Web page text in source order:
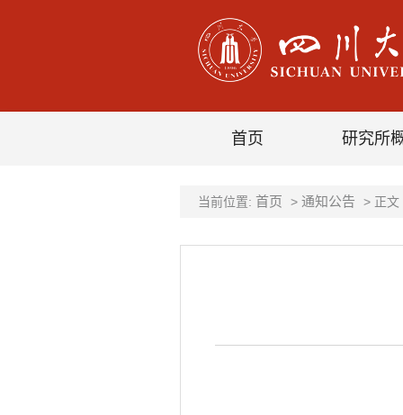
首页 研究所
当前位置: 首页 > 通知公告 > 正文